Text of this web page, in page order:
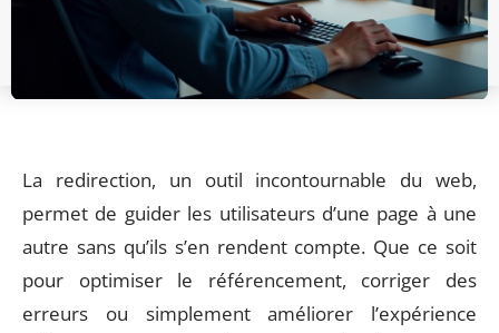
La redirection, un outil incontournable du web,
permet de guider les utilisateurs d’une page à une
autre sans qu’ils s’en rendent compte. Que ce soit
pour optimiser le référencement, corriger des
erreurs ou simplement améliorer l’expérience